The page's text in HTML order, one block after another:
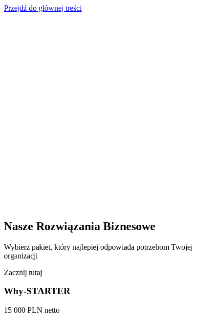
Przejdź do głównej treści
Nasze Rozwiązania Biznesowe
Wybierz pakiet, który najlepiej odpowiada potrzebom Twojej
organizacji
Zacznij tutaj
Why-STARTER
15 000 PLN netto